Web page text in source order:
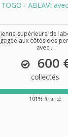
TOGO - ABLAVI
supérieure de
aux côtés des
avec...
600
collectés
101% financé